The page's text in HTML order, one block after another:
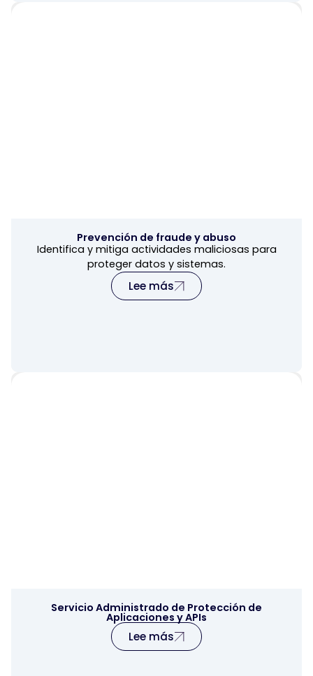
Prevención de fraude y abuso
Identifica y mitiga actividades maliciosas para
proteger datos y sistemas.
Lee más
Servicio Administrado de Protección de
Aplicaciones y APIs
Lee más